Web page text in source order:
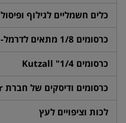
כלים חשמליים לגילוף ופיסול
כרסומים 1/8 מתאים לדרמל-Kutzall
כרסומים 1/4" Kutzall
כרסומים ודיסקים של חברת Saburr-ארה"ב
לכות וציפויים לעץ